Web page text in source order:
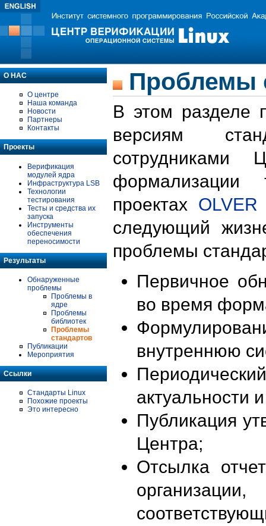
О НАС
О центре
Наша команда
Новости
Партнеры
Контакты
Проекты
Верификация
модулей ядра
Инфраструктура LSB
Технологии
тестирования
Тесты и средства их
запуска
Инструменты
обеспечения
переносимости
Результаты
Обнаруженные
проблемы
Проблемы в
ядре
Проблемы
библиотек
Проблемы
стандартов
Публикации
Мероприятия
Ссылки
Стандарты Linux
Похожие проекты
Это интересно
Проблемы
В этом разделе
версиям
формализации
проектах OLVER
следующий
проблемы
Первичное
во время
внутреннюю
актуальности
Публикация
Центра;
Отсылка